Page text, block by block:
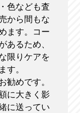
色なども査
から間もな
ます。コー
あるため、
限りケアを
す。
勧めです。
に大きく影
に送ってい